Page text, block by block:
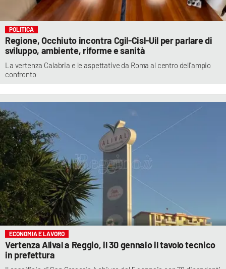
POLITICA
Regione, Occhiuto incontra Cgil-Cisl-Uil per parlare di
sviluppo, ambiente, riforme e sanità
La vertenza Calabria e le aspettative da Roma al centro dell'ampio
confronto
ECONOMIA E LAVORO
Vertenza Alival a Reggio, il 30 gennaio il tavolo tecnico
in prefettura